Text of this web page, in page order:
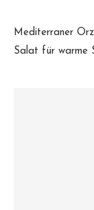
Mediterraner
Salat für warme